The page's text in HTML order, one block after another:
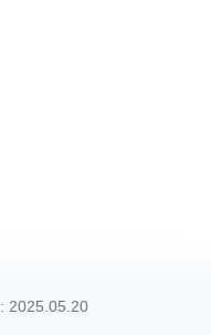
2025.05.20